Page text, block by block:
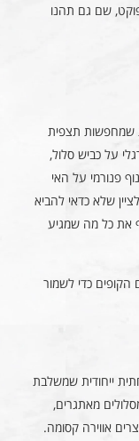
שם גם תהנו
שמחפשות תצפית
על כביש סלול,
פנורמי על האי
שלא כדאי להביא
את כל מה שמגיע
הקופים כדי לשמור
ייחודית שמשלבת
גולף וחוויה פרהיסטורית. הפארק מציע 18 מסלולים מאתגרים,
אווירה קסומה.